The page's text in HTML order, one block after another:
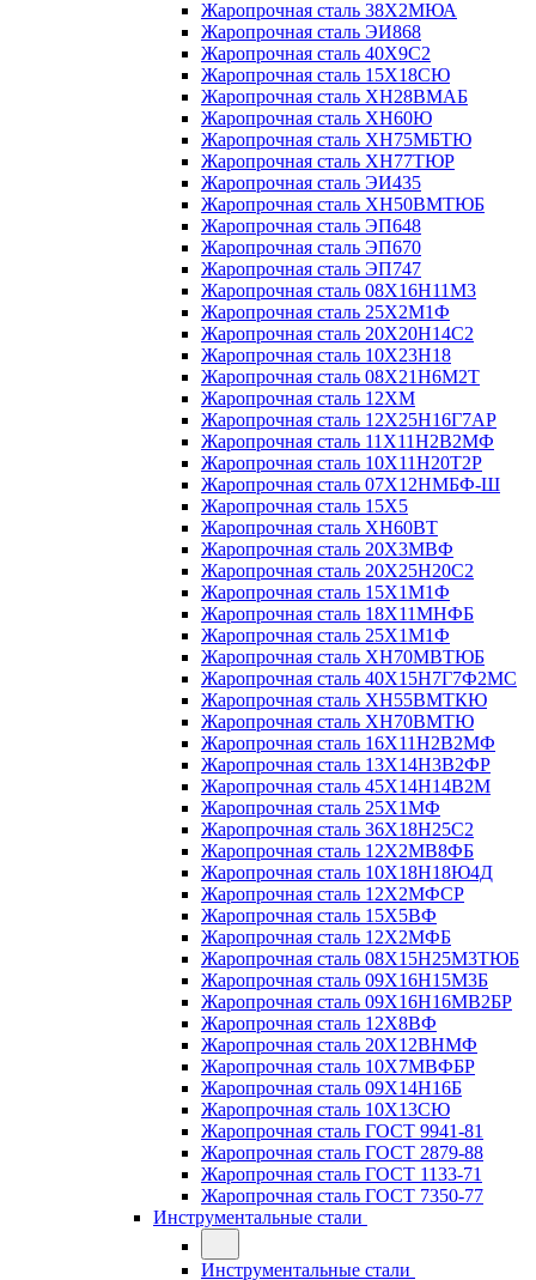
Жаропрочная сталь 38Х2МЮА
Жаропрочная сталь ЭИ868
Жаропрочная сталь 40Х9С2
Жаропрочная сталь 15Х18СЮ
Жаропрочная сталь ХН28ВМАБ
Жаропрочная сталь ХН60Ю
Жаропрочная сталь ХН75МБТЮ
Жаропрочная сталь ХН77ТЮР
Жаропрочная сталь ЭИ435
Жаропрочная сталь ХН50ВМТЮБ
Жаропрочная сталь ЭП648
Жаропрочная сталь ЭП670
Жаропрочная сталь ЭП747
Жаропрочная сталь 08Х16Н11М3
Жаропрочная сталь 25Х2М1Ф
Жаропрочная сталь 20Х20Н14С2
Жаропрочная сталь 10Х23Н18
Жаропрочная сталь 08Х21Н6М2Т
Жаропрочная сталь 12ХМ
Жаропрочная сталь 12Х25Н16Г7АР
Жаропрочная сталь 11Х11Н2В2МФ
Жаропрочная сталь 10Х11Н20Т2Р
Жаропрочная сталь 07Х12НМБФ-Ш
Жаропрочная сталь 15Х5
Жаропрочная сталь ХН60ВТ
Жаропрочная сталь 20Х3МВФ
Жаропрочная сталь 20Х25Н20С2
Жаропрочная сталь 15Х1М1Ф
Жаропрочная сталь 18Х11МНФБ
Жаропрочная сталь 25Х1М1Ф
Жаропрочная сталь ХН70МВТЮБ
Жаропрочная сталь 40Х15Н7Г7Ф2МС
Жаропрочная сталь ХН55ВМТКЮ
Жаропрочная сталь ХН70ВМТЮ
Жаропрочная сталь 16Х11Н2В2МФ
Жаропрочная сталь 13Х14Н3В2ФР
Жаропрочная сталь 45Х14Н14В2М
Жаропрочная сталь 25Х1МФ
Жаропрочная сталь 36Х18Н25С2
Жаропрочная сталь 12Х2МВ8ФБ
Жаропрочная сталь 10Х18Н18Ю4Д
Жаропрочная сталь 12Х2МФСР
Жаропрочная сталь 15Х5ВФ
Жаропрочная сталь 12Х2МФБ
Жаропрочная сталь 08Х15Н25М3ТЮБ
Жаропрочная сталь 09Х16Н15М3Б
Жаропрочная сталь 09Х16Н16МВ2БР
Жаропрочная сталь 12Х8ВФ
Жаропрочная сталь 20Х12ВНМФ
Жаропрочная сталь 10Х7МВФБР
Жаропрочная сталь 09Х14Н16Б
Жаропрочная сталь 10Х13СЮ
Жаропрочная сталь ГОСТ 9941-81
Жаропрочная сталь ГОСТ 2879-88
Жаропрочная сталь ГОСТ 1133-71
Жаропрочная сталь ГОСТ 7350-77
Инструментальные стали
Инструментальные стали